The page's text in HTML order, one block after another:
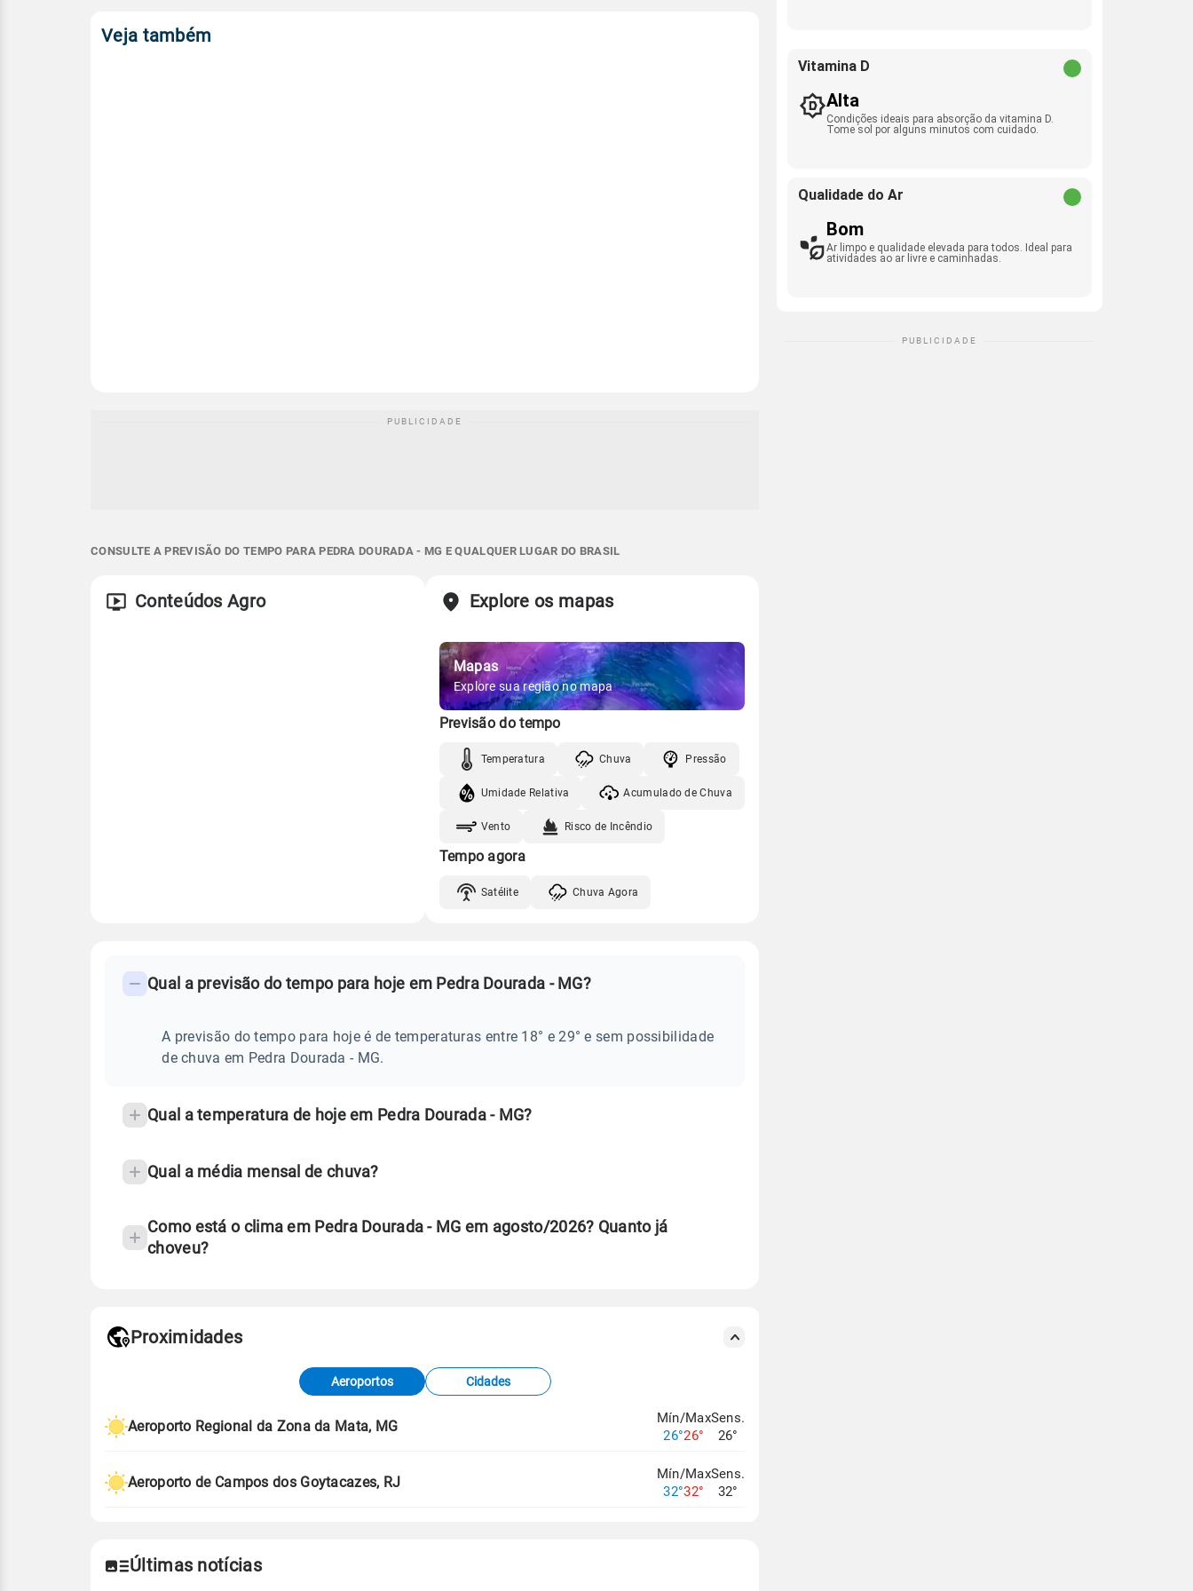
Veja também
CONSULTE A PREVISÃO DO TEMPO PARA PEDRA DOURADA - MG E QUALQUER LUGAR DO BRASIL
Conteúdos Agro Explore os mapas
Mapas
Explore sua região no mapa
Previsão do tempo
Temperatura Chuva Pressão
Umidade Relativa Acumulado de Chuva
Vento Risco de Incêndio
Tempo agora
Satélite Chuva Agora
PREVISÃO
frequentes
temperatura
Qual a previsão do tempo para hoje em Pedra Dourada - MG?
A previsão do tempo para hoje é de temperaturas entre 18° e 29° e sem possibilidade
de chuva em Pedra Dourada - MG.
Qual a temperatura de hoje em Pedra Dourada - MG?
Qual a média mensal de chuva?
Como está o clima em Pedra Dourada - MG em agosto/2026? Quanto já
choveu?
de Tempo e Estudos Climáticos (CPTEC).
Proximidades
Aeroportos Cidades
Aeroporto Regional da Zona da Mata, MG
Mín/Max
26°26°
Sens.
26°
Aeroporto de Campos dos Goytacazes, RJ
Mín/Max
32°32°
Sens.
32°
Últimas notícias
Vitamina D
Alta
Condições ideais para absorção da vitamina D.
Tome sol por alguns minutos com cuidado.
Qualidade do Ar
Bom
Ar limpo e qualidade elevada para todos. Ideal para
atividades ao ar livre e caminhadas.